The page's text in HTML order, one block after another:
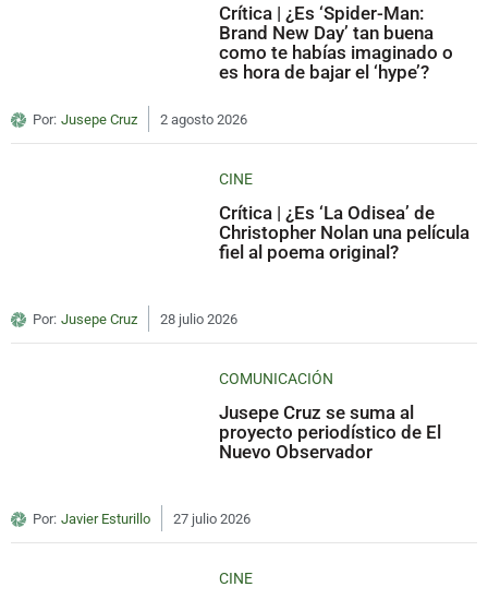
Crítica | ¿Es ‘Spider-Man:
Brand New Day’ tan buena
como te habías imaginado o
es hora de bajar el ‘hype’?
Por: Jusepe Cruz 2 agosto 2026
CINE
Crítica | ¿Es ‘La Odisea’ de
Christopher Nolan una película
fiel al poema original?
Por: Jusepe Cruz 28 julio 2026
COMUNICACIÓN
Jusepe Cruz se suma al
proyecto periodístico de El
Nuevo Observador
Por: Javier Esturillo 27 julio 2026
CINE